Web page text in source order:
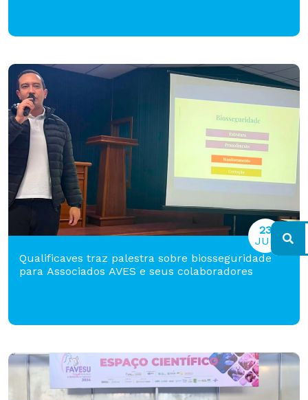
Qualificaves traz palestra sobre biosseguridade
para Associados AVES e seus colaboradores
23
JUL